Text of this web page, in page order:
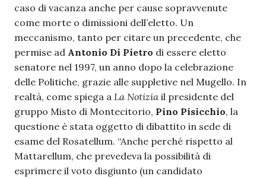
caso di vacanza anche per cause sopravvenute
come morte o dimissioni dell’eletto. Un
meccanismo, tanto per citare un precedente, che
permise ad Antonio Di Pietro di essere eletto
senatore nel 1997, un anno dopo la celebrazione
delle Politiche, grazie alle suppletive nel Mugello. In
realtà, come spiega a La Notizia il presidente del
gruppo Misto di Montecitorio, Pino Pisicchio, la
questione è stata oggetto di dibattito in sede di
esame del Rosatellum. “Anche perché rispetto al
Mattarellum, che prevedeva la possibilità di
esprimere il voto disgiunto (un candidato